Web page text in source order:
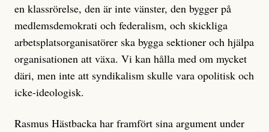
en klassrörelse, den är inte vänster, den bygger på
medlemsdemokrati och federalism, och skickliga
arbetsplatsorganisatörer ska bygga sektioner och hjälpa
organisationen att växa. Vi kan hålla med om mycket
däri, men inte att syndikalism skulle vara opolitisk och
icke-ideologisk.
Rasmus Hästbacka har framfört sina argument under